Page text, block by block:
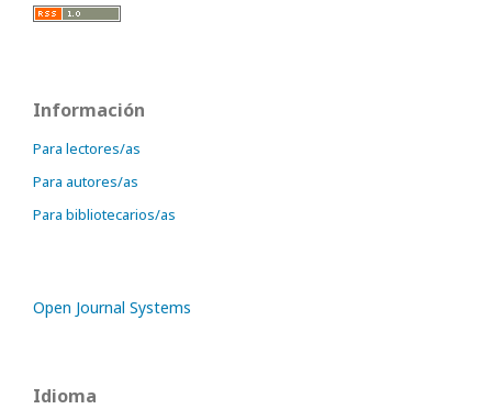
Información
Para lectores/as
Para autores/as
Para bibliotecarios/as
Open Journal Systems
Idioma